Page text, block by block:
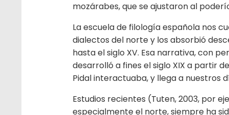
mozárabes, que se ajustaron al
La escuela de filología española nos
dialectos del norte y los absorbió
hasta el siglo XV. Esa narrativa, con
desarrolló a fines el siglo XIX a partir
Pidal interactuaba, y llega a nuestros
Estudios recientes (Tuten, 2003, por
especialmente el norte, siempre ha